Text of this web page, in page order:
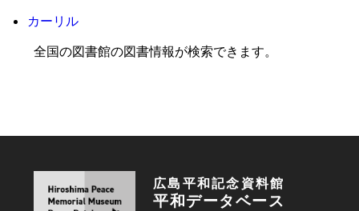
カーリル
全国の図書館の図書情報が検索できます。
広島平和記念資料館
平和データベース